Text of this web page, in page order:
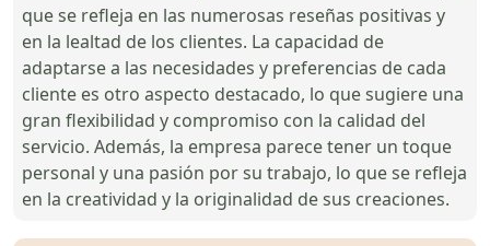
que se refleja en las numerosas reseñas positivas y
en la lealtad de los clientes. La capacidad de
adaptarse a las necesidades y preferencias de cada
cliente es otro aspecto destacado, lo que sugiere una
gran flexibilidad y compromiso con la calidad del
servicio. Además, la empresa parece tener un toque
personal y una pasión por su trabajo, lo que se refleja
en la creatividad y la originalidad de sus creaciones.